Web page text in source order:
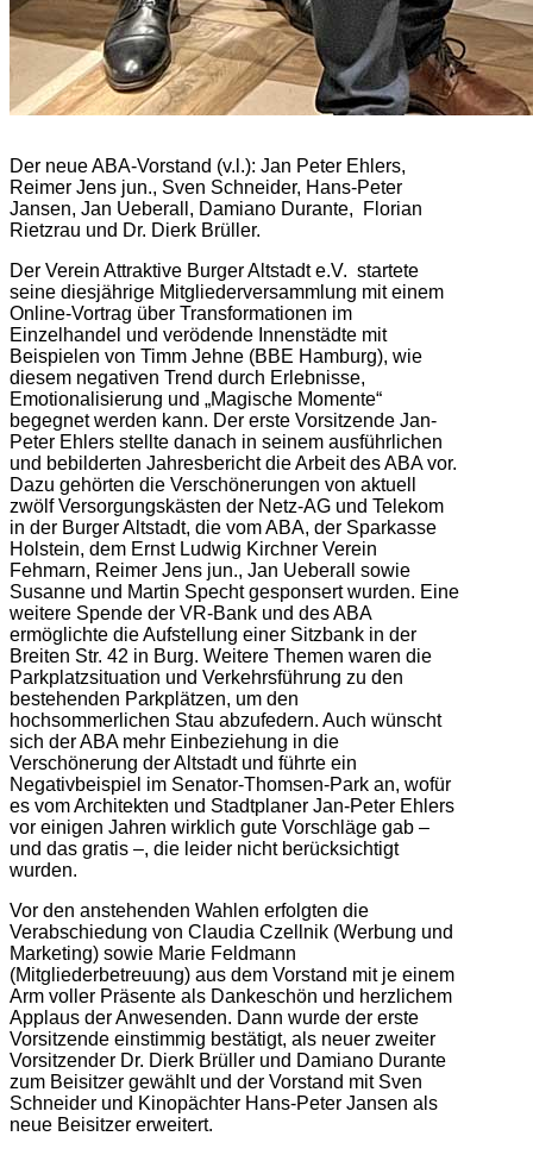
Der neue ABA-Vorstand (v.l.): Jan Peter Ehlers,
Reimer Jens jun., Sven Schneider, Hans-Peter
Jansen, Jan Ueberall, Damiano Durante, Florian
Rietzrau und Dr. Dierk Brüller.
Der Verein Attraktive Burger Altstadt e.V. startete
seine diesjährige Mitgliederversammlung mit einem
Online-Vortrag über Transformationen im
Einzelhandel und verödende Innenstädte mit
Beispielen von Timm Jehne (BBE Hamburg), wie
diesem negativen Trend durch Erlebnisse,
Emotionalisierung und „Magische Momente“
begegnet werden kann. Der erste Vorsitzende Jan-
Peter Ehlers stellte danach in seinem ausführlichen
und bebilderten Jahresbericht die Arbeit des ABA vor.
Dazu gehörten die Verschönerungen von aktuell
zwölf Versorgungskästen der Netz-AG und Telekom
in der Burger Altstadt, die vom ABA, der Sparkasse
Holstein, dem Ernst Ludwig Kirchner Verein
Fehmarn, Reimer Jens jun., Jan Ueberall sowie
Susanne und Martin Specht gesponsert wurden. Eine
weitere Spende der VR-Bank und des ABA
ermöglichte die Aufstellung einer Sitzbank in der
Breiten Str. 42 in Burg. Weitere Themen waren die
Parkplatzsituation und Verkehrsführung zu den
bestehenden Parkplätzen, um den
hochsommerlichen Stau abzufedern. Auch wünscht
sich der ABA mehr Einbeziehung in die
Verschönerung der Altstadt und führte ein
Negativbeispiel im Senator-Thomsen-Park an, wofür
es vom Architekten und Stadtplaner Jan-Peter Ehlers
vor einigen Jahren wirklich gute Vorschläge gab –
und das gratis –, die leider nicht berücksichtigt
wurden.
Vor den anstehenden Wahlen erfolgten die
Verabschiedung von Claudia Czellnik (Werbung und
Marketing) sowie Marie Feldmann
(Mitgliederbetreuung) aus dem Vorstand mit je einem
Arm voller Präsente als Dankeschön und herzlichem
Applaus der Anwesenden. Dann wurde der erste
Vorsitzende einstimmig bestätigt, als neuer zweiter
Vorsitzender Dr. Dierk Brüller und Damiano Durante
zum Beisitzer gewählt und der Vorstand mit Sven
Schneider und Kinopächter Hans-Peter Jansen als
neue Beisitzer erweitert.